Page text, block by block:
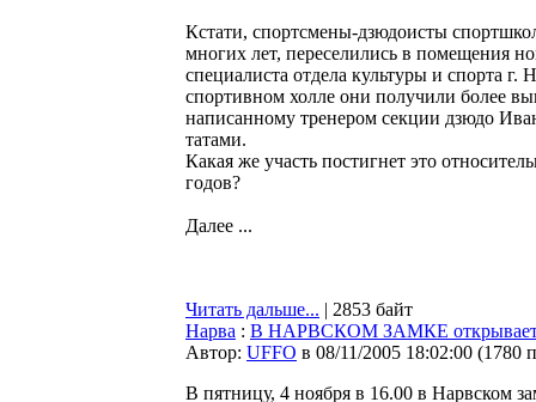
Кстати, спортсмены-дзюдоисты
многих лет, переселились в помещения
специалиста отдела культуры и спорта
спортивном холле они получили более
написанному тренером секции дзюдо
татами.
Какая же участь постигнет это
годов?
Далее ...
Читать дальше... | 2853 байт
Нарва : В НАРВСКОМ ЗАМКЕ
Автор: UFFO в 08/11/2005 18:02:00 (1780
В пятницу, 4 ноября в 16.00 в Нарвском